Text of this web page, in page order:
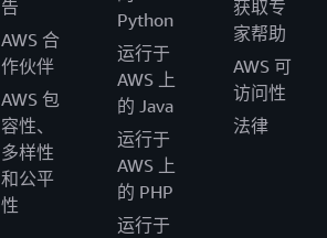
告
AWS 合
作伙伴
AWS 包
容性、
多样性
和公平
性
Python
运行于
AWS 上
的 Java
运行于
AWS 上
的 PHP
运行于
获取专
家帮助
AWS 可
访问性
法律